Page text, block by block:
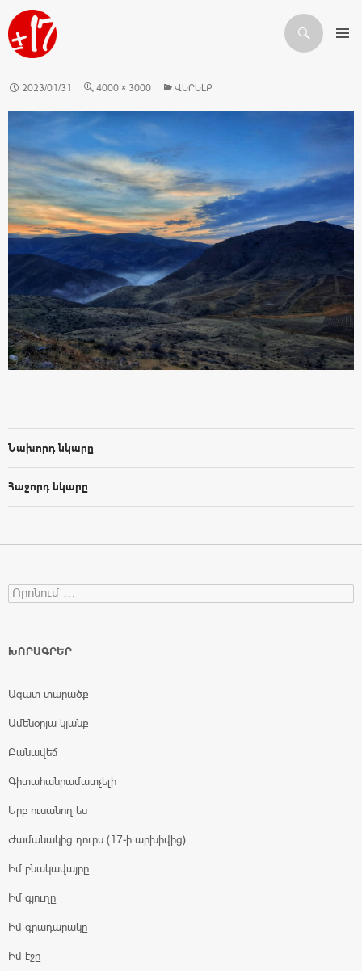
Որոնում
ԱՆՑՆԵԼ ԲՈՎԱՆԴԱԿՈՒԹՅԱՆԸ
2023/01/31 4000 × 3000 ՎԵՐԵԼՔ
Նախորդ նկարը
Հաջորդ նկարը
Search for:
ԽՈՐԱԳՐԵՐ
Ազատ տարածք
Ամենօրյա կյանք
Բանավեճ
Գիտահանրամատչելի
Երբ ուսանող ես
Ժամանակից դուրս (17-ի արխիվից)
Իմ բնակավայրը
Իմ գյուղը
Իմ գրադարակը
Իմ էջը